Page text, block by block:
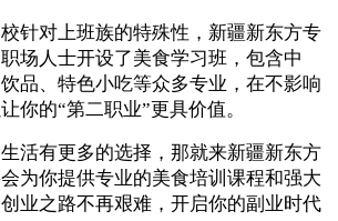
针对上班族的特殊性，新疆新东方专
场人士开设了美食学习班，包含中
品、特色小吃等众多专业，在不影响
你的“第二职业”更具价值。
活有更多的选择，那就来新疆新东方
为你提供专业的美食培训课程和强大
业之路不再艰难，开启你的副业时代